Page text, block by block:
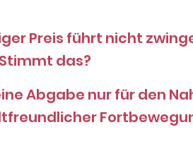
Preis führt nicht
das?
Abgabe nur für den